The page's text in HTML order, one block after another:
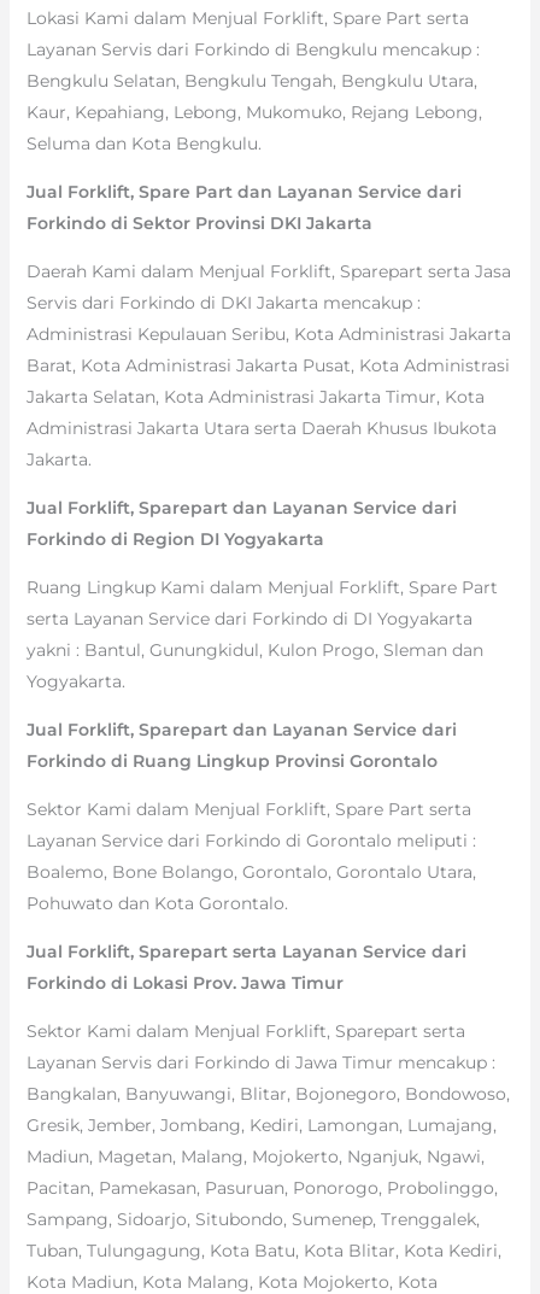
Lokasi Kami dalam Menjual Forklift, Spare Part serta
Layanan Servis dari Forkindo di Bengkulu mencakup :
Bengkulu Selatan, Bengkulu Tengah, Bengkulu Utara,
Kaur, Kepahiang, Lebong, Mukomuko, Rejang Lebong,
Seluma dan Kota Bengkulu.
Jual Forklift, Spare Part dan Layanan Service dari
Forkindo di Sektor Provinsi DKI Jakarta
Daerah Kami dalam Menjual Forklift, Sparepart serta Jasa
Servis dari Forkindo di DKI Jakarta mencakup :
Administrasi Kepulauan Seribu, Kota Administrasi Jakarta
Barat, Kota Administrasi Jakarta Pusat, Kota Administrasi
Jakarta Selatan, Kota Administrasi Jakarta Timur, Kota
Administrasi Jakarta Utara serta Daerah Khusus Ibukota
Jakarta.
Jual Forklift, Sparepart dan Layanan Service dari
Forkindo di Region DI Yogyakarta
Ruang Lingkup Kami dalam Menjual Forklift, Spare Part
serta Layanan Service dari Forkindo di DI Yogyakarta
yakni : Bantul, Gunungkidul, Kulon Progo, Sleman dan
Yogyakarta.
Jual Forklift, Sparepart dan Layanan Service dari
Forkindo di Ruang Lingkup Provinsi Gorontalo
Sektor Kami dalam Menjual Forklift, Spare Part serta
Layanan Service dari Forkindo di Gorontalo meliputi :
Boalemo, Bone Bolango, Gorontalo, Gorontalo Utara,
Pohuwato dan Kota Gorontalo.
Jual Forklift, Sparepart serta Layanan Service dari
Forkindo di Lokasi Prov. Jawa Timur
Sektor Kami dalam Menjual Forklift, Sparepart serta
Layanan Servis dari Forkindo di Jawa Timur mencakup :
Bangkalan, Banyuwangi, Blitar, Bojonegoro, Bondowoso,
Gresik, Jember, Jombang, Kediri, Lamongan, Lumajang,
Madiun, Magetan, Malang, Mojokerto, Nganjuk, Ngawi,
Pacitan, Pamekasan, Pasuruan, Ponorogo, Probolinggo,
Sampang, Sidoarjo, Situbondo, Sumenep, Trenggalek,
Tuban, Tulungagung, Kota Batu, Kota Blitar, Kota Kediri,
Kota Madiun, Kota Malang, Kota Mojokerto, Kota